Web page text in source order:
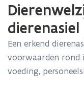
met
laden.
zich
op:
Dierenwelzijnseisen
dierenasiel
Een erkend
voorwaarden
voeding,